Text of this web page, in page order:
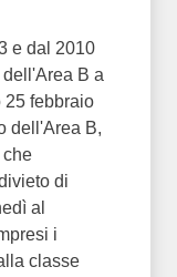
e dal 2010
B a
25 febbraio
dell'Area B,
che
di
al
i
classe